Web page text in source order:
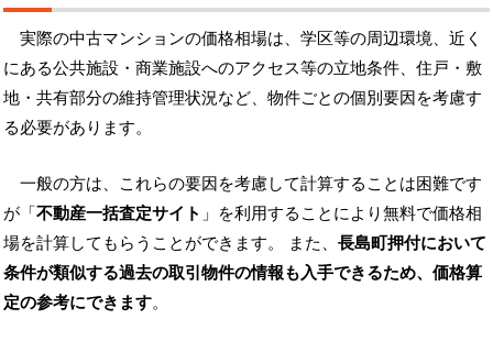
実際の中古マンションの価格相場は、学区等の周辺環境、近く
にある公共施設・商業施設へのアクセス等の立地条件、住戸・敷
地・共有部分の維持管理状況など、物件ごとの個別要因を考慮す
る必要があります。
一般の方は、これらの要因を考慮して計算することは困難です
が「不動産一括査定サイト 」を利用することにより無料で価格相
場を計算してもらうことができます。 また、 長島町押付において
条件が類似する過去の取引物件の情報も入手できるため、価格算
定の参考にできます。